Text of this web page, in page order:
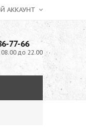
АККАУНТ
77-66
до 22.00